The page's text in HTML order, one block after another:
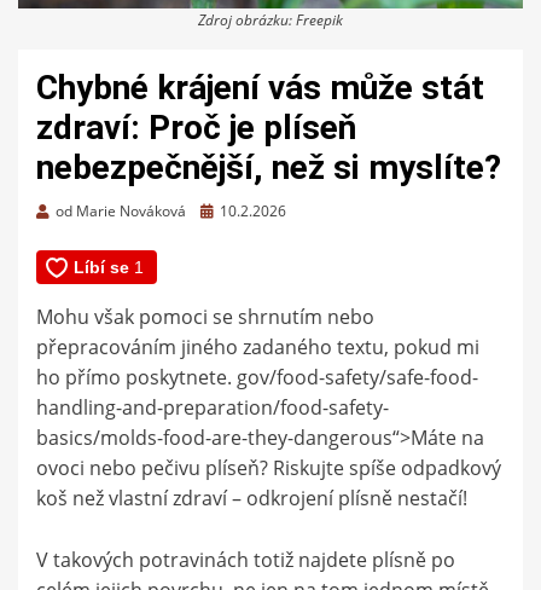
Zdroj obrázku: Freepik
Chybné krájení vás může stát
zdraví: Proč je plíseň
nebezpečnější, než si myslíte?
od Marie Nováková
Zveřejněno
10.2.2026
Mohu však pomoci se shrnutím nebo
přepracováním jiného zadaného textu, pokud mi
ho přímo poskytnete. gov/food-safety/safe-food-
handling-and-preparation/food-safety-
basics/molds-food-are-they-dangerous“>Máte na
ovoci nebo pečivu plíseň? Riskujte spíše odpadkový
koš než vlastní zdraví – odkrojení plísně nestačí!
V takových potravinách totiž najdete plísně po